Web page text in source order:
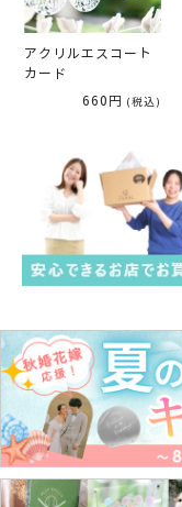
アクリルエスコート
カード
660円 (税込)